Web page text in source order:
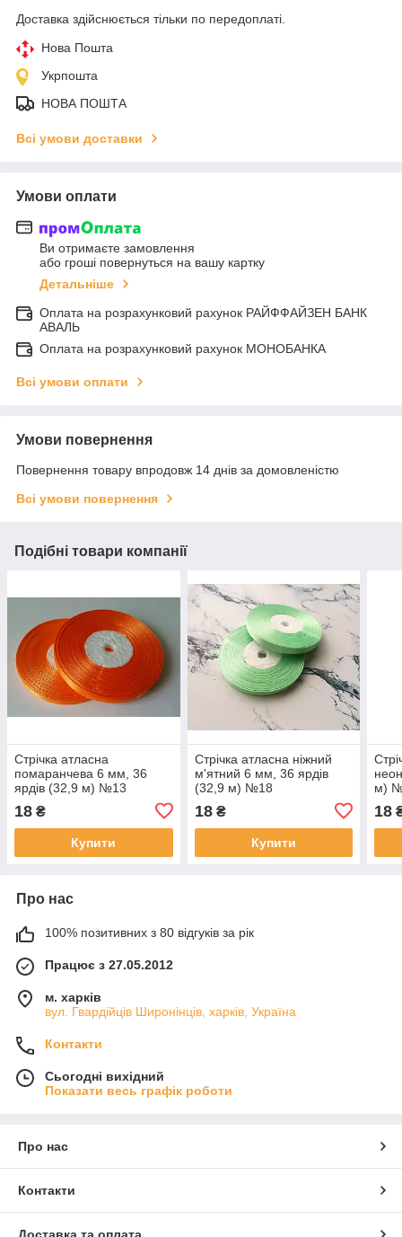
Доставка здійснюється тільки по передоплаті.
Нова Пошта
Укрпошта
НОВА ПОШТА
Всі умови доставки
Умови оплати
Ви отримаєте замовлення
або гроші повернуться на вашу картку
Детальніше
Оплата на розрахунковий рахунок РАЙФФАЙЗЕН БАНК
АВАЛЬ
Оплата на розрахунковий рахунок МОНОБАНКА
Всі умови оплати
Умови повернення
Повернення товару впродовж 14 днів за домовленістю
Всі умови повернення
Подібні товари компанії
Стрічка атласна
помаранчева 6 мм, 36
ярдів (32,9 м) №13
18 ₴
Купити
Стрічка атласна ніжний
м'ятний 6 мм, 36 ярдів
(32,9 м) №18
18₴
Купити
м)
18
Про нас
100% позитивних з 80 відгуків за рік
Працює з 27.05.2012
м. харків
вул. Гвардійців Широнінців, харків, Україна
Контакти
Сьогодні вихідний
Показати весь графік роботи
Про нас
Контакти